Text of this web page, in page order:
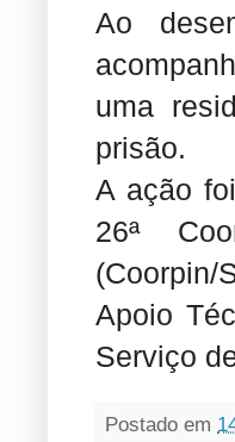
Ao
uma
prisão.
A ação
26ª
Apoio
Serviço
Postado em